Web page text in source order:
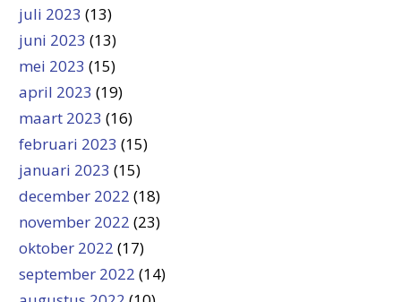
juli 2023 (13)
juni 2023 (13)
mei 2023 (15)
april 2023 (19)
maart 2023 (16)
februari 2023 (15)
januari 2023 (15)
december 2022 (18)
november 2022 (23)
oktober 2022 (17)
september 2022 (14)